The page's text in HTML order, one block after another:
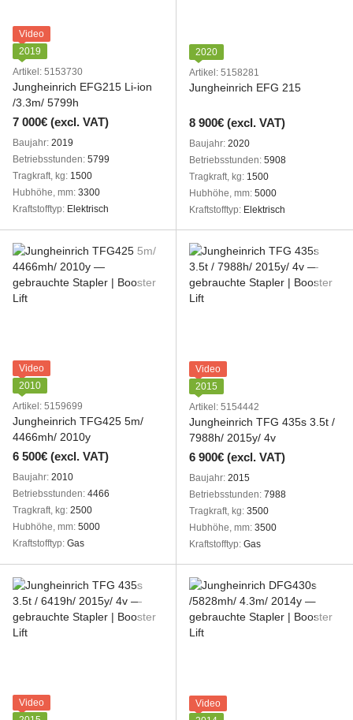
Video
2019
Artikel: 5153730
Jungheinrich EFG215 Li-ion
/3.3m/ 5799h
7 000€ (excl. VAT)
Baujahr 2019
Betriebsstunden 5799
Tragkraft, kg 1500
Hubhöhe, mm 3300
Kraftstofftyp
Elektrisch
2020
Artikel: 5158281
Jungheinrich EFG 215
8 900€ (excl. VAT)
Baujahr 2020
Betriebsstunden 5908
Tragkraft, kg 1500
Hubhöhe, mm 5000
Kraftstofftyp
Elektrisch
Video
2010
Artikel: 5159699
Jungheinrich TFG425 5m/
4466mh/ 2010y
6 500€ (excl. VAT)
Baujahr 2010
Betriebsstunden 4466
Tragkraft, kg 2500
Hubhöhe, mm 5000
Kraftstofftyp Gas
Video
2015
Artikel: 5154442
Jungheinrich TFG 435s 3.5t /
7988h/ 2015y/ 4v
6 900€ (excl. VAT)
Baujahr 2015
Betriebsstunden 7988
Tragkraft, kg 3500
Hubhöhe, mm 3500
Kraftstofftyp Gas
Video
Video